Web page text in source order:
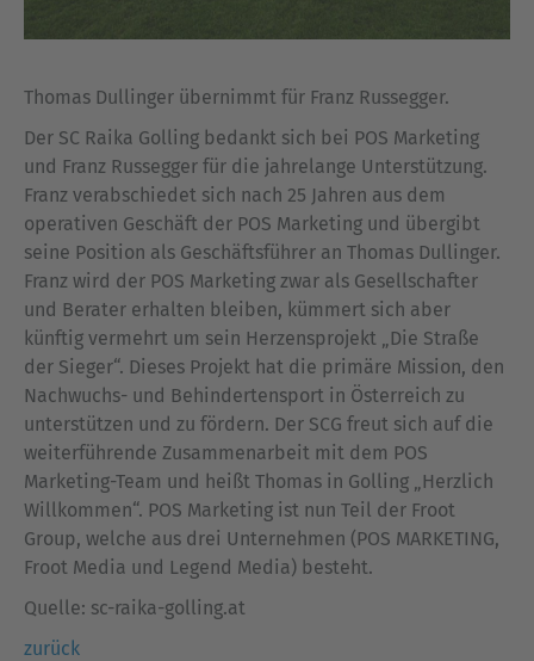
Thomas Dullinger übernimmt für Franz Russegger.
Der SC Raika Golling bedankt sich bei POS Marketing
und Franz Russegger für die jahrelange Unterstützung.
Franz verabschiedet sich nach 25 Jahren aus dem
operativen Geschäft der POS Marketing und übergibt
seine Position als Geschäftsführer an Thomas Dullinger.
Franz wird der POS Marketing zwar als Gesellschafter
und Berater erhalten bleiben, kümmert sich aber
künftig vermehrt um sein Herzensprojekt „Die Straße
der Sieger“. Dieses Projekt hat die primäre Mission, den
Nachwuchs- und Behindertensport in Österreich zu
unterstützen und zu fördern. Der SCG freut sich auf die
weiterführende Zusammenarbeit mit dem POS
Marketing-Team und heißt Thomas in Golling „Herzlich
Willkommen“. POS Marketing ist nun Teil der Froot
Group, welche aus drei Unternehmen (POS MARKETING,
Froot Media und Legend Media) besteht.
Quelle: sc-raika-golling.at
zurück